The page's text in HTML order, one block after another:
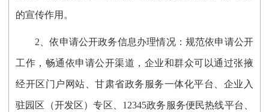
的宣传作用。
2、依申请公开政务信息办理情况： 规范依申请公开
工作，畅通依申请公开渠道，企业和群众可以通过张掖
经开区门户网站、甘肃省政务服务一体化平台、企业入
驻园区（开发区）专区、 12345政务服务便民热线平台